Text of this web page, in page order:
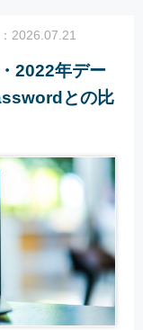
2026.07.21
2022年デー
との比